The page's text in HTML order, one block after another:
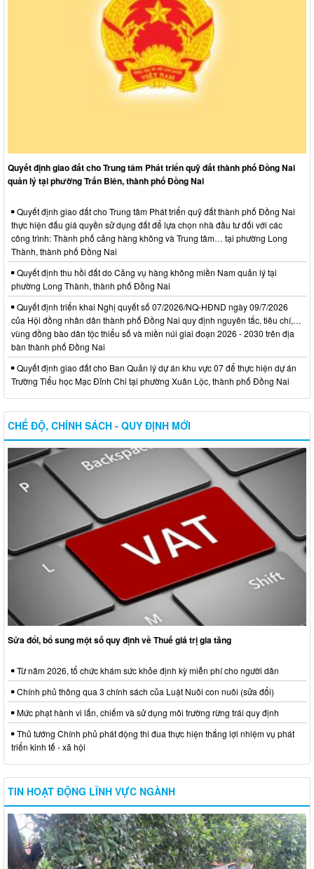
Quyết định giao đất cho Trung tâm Phát triển quỹ đất thành phố Đồng Nai
quản lý tại phường Trấn Biên, thành phố Đồng Nai
Quyết định giao đất cho Trung tâm Phát triển quỹ đất thành phố Đồng Nai
thực hiện đấu giá quyền sử dụng đất để lựa chọn nhà đầu tư đối với các
công trình: Thành phố cảng hàng không và Trung tâm… tại phường Long
Thành, thành phố Đồng Nai
Quyết định thu hồi đất do Cảng vụ hàng không miền Nam quản lý tại
phường Long Thành, thành phố Đồng Nai
Quyết định triển khai Nghị quyết số 07/2026/NQ-HĐND ngày 09/7/2026
của Hội đồng nhân dân thành phố Đồng Nai quy định nguyên tắc, tiêu chí,…
vùng đồng bào dân tộc thiểu số và miền núi giai đoạn 2026 - 2030 trên địa
bàn thành phố Đồng Nai
Quyết định giao đất cho Ban Quản lý dự án khu vực 07 để thực hiện dự án
Trường Tiểu học Mạc Đĩnh Chi tại phường Xuân Lộc, thành phố Đồng Nai
CHẾ ĐỘ, CHÍNH SÁCH - QUY ĐỊNH MỚI
Sửa đổi, bổ sung một số quy định về Thuế giá trị gia tăng
Từ năm 2026, tổ chức khám sức khỏe định kỳ miễn phí cho người dân
Chính phủ thông qua 3 chính sách của Luật Nuôi con nuôi (sửa đổi)
Mức phạt hành vi lấn, chiếm và sử dụng môi trường rừng trái quy định
Thủ tướng Chính phủ phát động thi đua thực hiện thắng lợi nhiệm vụ phát
triển kinh tế - xã hội
TIN HOẠT ĐỘNG LĨNH VỰC NGÀNH